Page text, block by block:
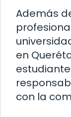
Además
en
con la